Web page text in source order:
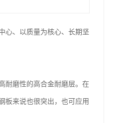
心、以质量为核心、长期坚
耐磨性的高合金耐磨层。在
板来说也很突出，也可应用